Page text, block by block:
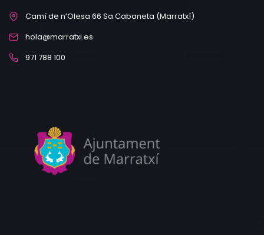
Camí de n’Olesa 66 Sa Cabaneta (Marratxí)
hola@marratxi.es
971 788 100